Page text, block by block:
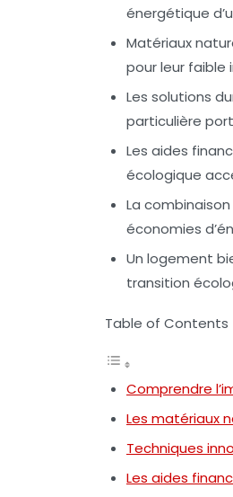
énergétique
Matériaux
pour leur faible
Les solutions
particulière
Les aides
écologique
La
économies
Un logement
transition
Table of Contents
Comprendre
Les matériaux
Techniques
Les aides